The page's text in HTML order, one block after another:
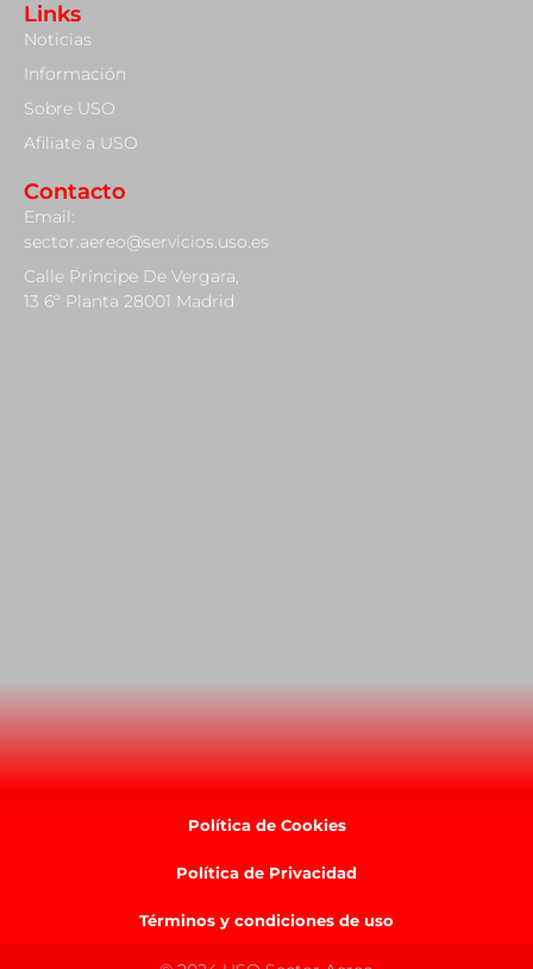
Links
Noticias
Información
Sobre USO
Afiliate a USO
Contacto
Email:
sector.aereo@servicios.uso.es
Calle Príncipe De Vergara,
13 6º Planta 28001 Madrid
Política de Cookies
Política de Privacidad
Términos y condiciones de uso